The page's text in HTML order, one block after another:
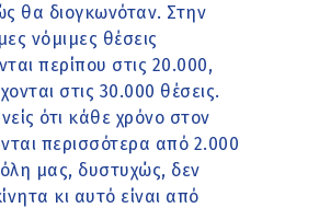
θα διογκωνόταν. Στην
νόμιμες θέσεις
περίπου στις 20.000,
στις 30.000 θέσεις.
ότι κάθε χρόνο στον
περισσότερα από 2.000
μας, δυστυχώς, δεν
κι αυτό είναι από